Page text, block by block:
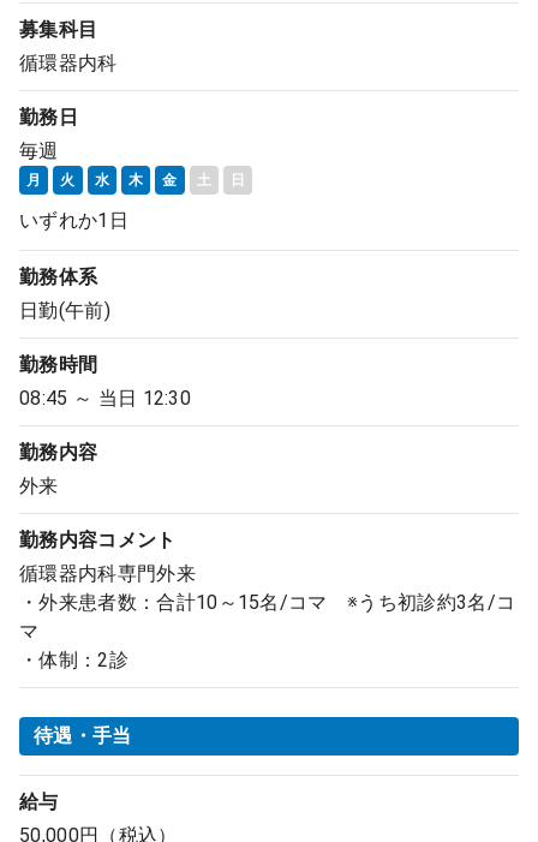
募集科目
循環器内科
勤務日
毎週
月 火 水 木 金 土 日
いずれか1日
勤務体系
日勤(午前)
勤務時間
08:45 ～ 当日 12:30
勤務内容
外来
勤務内容コメント
循環器内科専門外来
・外来患者数：合計10～15名/コマ ※うち初診約3名/コ
マ
・体制：2診
待遇・手当
給与
50,000円（税込）